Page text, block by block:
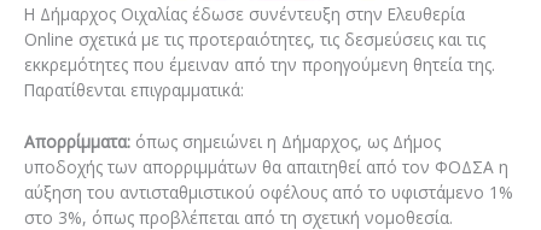
Η Δήμαρχος Οιχαλίας έδωσε συνέντευξη στην Ελευθερία
Online σχετικά με τις προτεραιότητες, τις δεσμεύσεις και τις
εκκρεμότητες που έμειναν από την προηγούμενη θητεία της.
Παρατίθενται επιγραμματικά:
Απορρίμματα: όπως σημειώνει η Δήμαρχος, ως Δήμος
υποδοχής των απορριμμάτων θα απαιτηθεί από τον ΦΟΔΣΑ η
αύξηση του αντισταθμιστικού οφέλους από το υφιστάμενο 1%
στο 3%, όπως προβλέπεται από τη σχετική νομοθεσία.